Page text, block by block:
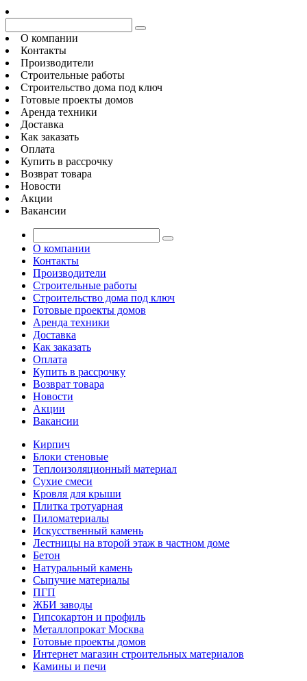
О компании
Контакты
Производители
Строительные работы
Строительство дома под ключ
Готовые проекты домов
Аренда техники
Доставка
Как заказать
Оплата
Купить в рассрочку
Возврат товара
Новости
Акции
Вакансии
О компании
Контакты
Производители
Строительные работы
Строительство дома под ключ
Готовые проекты домов
Аренда техники
Доставка
Как заказать
Оплата
Купить в рассрочку
Возврат товара
Новости
Акции
Вакансии
Кирпич
Блоки стеновые
Теплоизоляционный материал
Сухие смеси
Кровля для крыши
Плитка тротуарная
Пиломатериалы
Искусственный камень
Лестницы на второй этаж в частном доме
Бетон
Натуральный камень
Сыпучие материалы
ПГП
ЖБИ заводы
Гипсокартон и профиль
Металлопрокат Москва
Готовые проекты домов
Интернет магазин строительных материалов
Камины и печи